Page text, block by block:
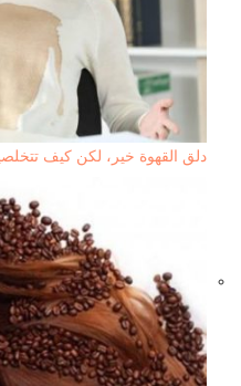
دلق القهوة خير، لكن كيف